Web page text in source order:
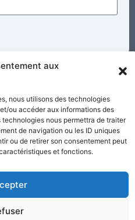
aux
nous utilisons des technologies
ou accéder aux informations des
nous permettra de traiter
de navigation ou les ID uniques
ou de retirer son consentement peut
et fonctions.
Nous contacter
Nos
Mentions
légales
cette page